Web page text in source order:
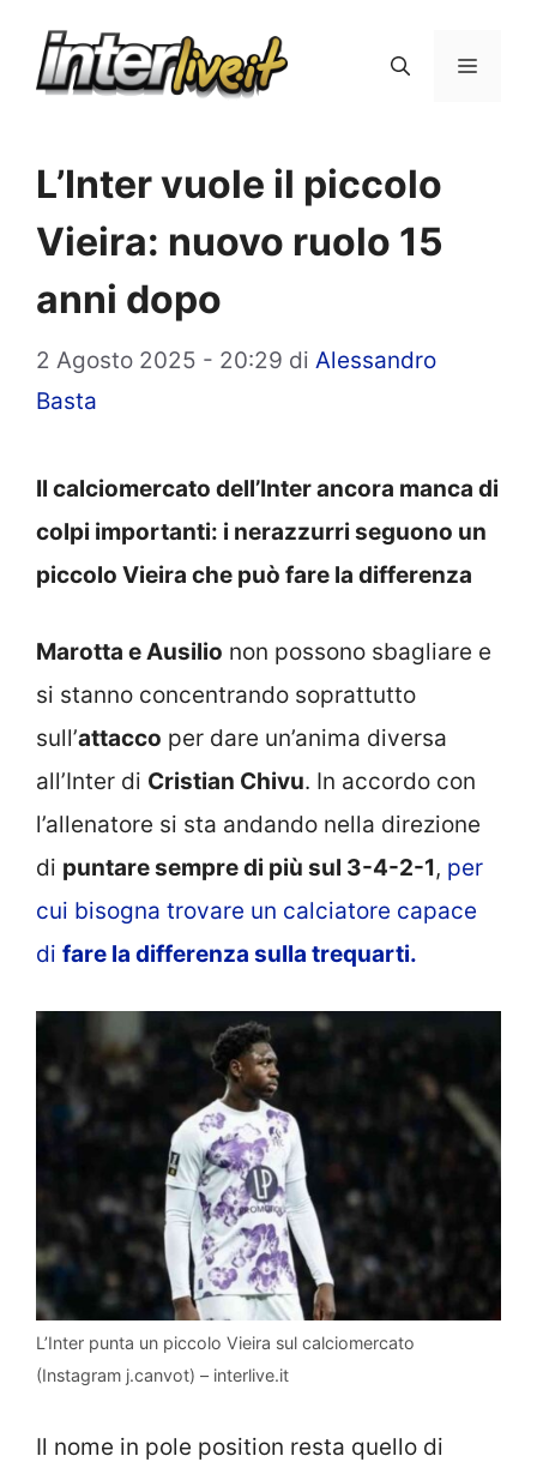
Menu
L’Inter vuole il piccolo
Vieira: nuovo ruolo 15
anni dopo
2 Agosto 2025 - 20:29 di Alessandro
Basta
Il calciomercato dell’Inter ancora manca di
colpi importanti: i nerazzurri seguono un
piccolo Vieira che può fare la differenza
Marotta e Ausilio non possono sbagliare e
si stanno concentrando soprattutto
sull’attacco per dare un’anima diversa
all’Inter di Cristian Chivu. In accordo con
l’allenatore si sta andando nella direzione
di puntare sempre di più sul 3-4-2-1, per
cui bisogna trovare un calciatore capace
di fare la differenza sulla trequarti.
L’Inter punta un piccolo Vieira sul calciomercato
(Instagram j.canvot) – interlive.it
Il nome in pole position resta quello di